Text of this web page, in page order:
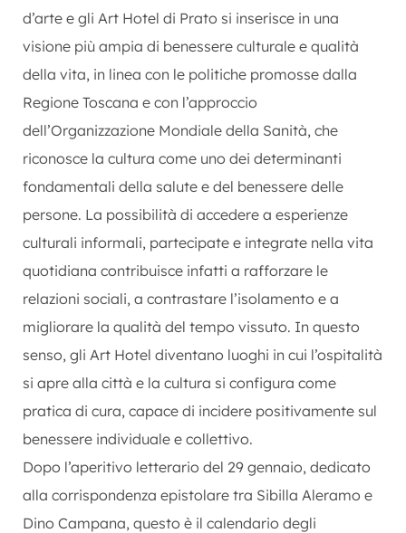
d’arte e gli Art Hotel di Prato si inserisce in una
visione più ampia di benessere culturale e qualità
della vita, in linea con le politiche promosse dalla
Regione Toscana e con l’approccio
dell’Organizzazione Mondiale della Sanità, che
riconosce la cultura come uno dei determinanti
fondamentali della salute e del benessere delle
persone. La possibilità di accedere a esperienze
culturali informali, partecipate e integrate nella vita
quotidiana contribuisce infatti a rafforzare le
relazioni sociali, a contrastare l’isolamento e a
migliorare la qualità del tempo vissuto. In questo
senso, gli Art Hotel diventano luoghi in cui l’ospitalità
si apre alla città e la cultura si configura come
pratica di cura, capace di incidere positivamente sul
benessere individuale e collettivo.
Dopo l’aperitivo letterario del 29 gennaio, dedicato
alla corrispondenza epistolare tra Sibilla Aleramo e
Dino Campana, questo è il calendario degli